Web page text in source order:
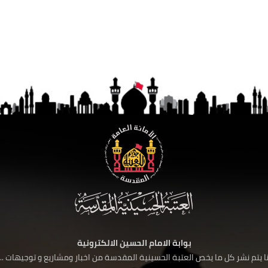
بوابة الامام الحسين الالكترونية
يتم نشر كل ما يخص العتبة الحسينية المقدسة من اخبار ومشاريع و توجيهات